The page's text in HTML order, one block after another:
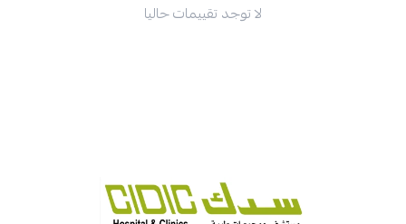
لا توجد تقييمات حاليا